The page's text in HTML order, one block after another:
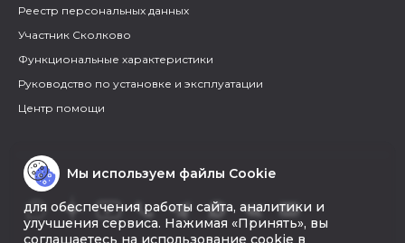
Реестр персональных данных
Участник Сколково
Функциональные характеристики
Руководство по установке и эксплуатации
Центр помощи
Мы используем файлы Cookie
для обеспечения работы сайта, аналитики и
улучшения сервиса. Нажимая «Принять», вы
соглашаетесь на использование cookie в